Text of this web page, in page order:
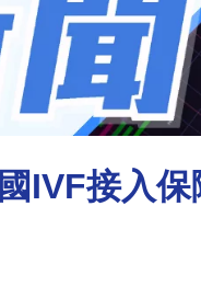
IVF接入保